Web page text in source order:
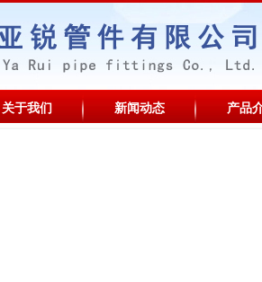
关于我们 新闻动态 产品